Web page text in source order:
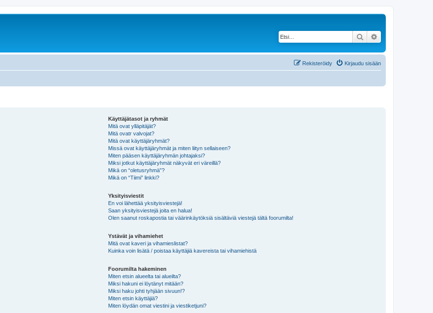
Etsi
Kirjaudu sisään
Rekisteröidy
Käyttäjätasot ja ryhmät
Mitä ovat ylläpitäjät?
Mitä ovatr valvojat?
Mitä ovat käyttäjäryhmät?
Missä ovat käyttäjäryhmät ja miten liityn sellaiseen?
Miten pääsen käyttäjäryhmän johtajaksi?
Miksi jotkut käyttäjäryhmät näkyvät eri väreillä?
Mikä on “oletusryhmä”?
Mikä on “Tiimi” linkki?
Yksityisviestit
En voi lähettää yksityisviestejä!
Saan yksityisviestejä joita en halua!
Olen saanut roskapostia tai väärinkäytöksiä sisältäviä viestejä tältä foorumilta!
Ystävät ja vihamiehet
Mitä ovat kaveri ja vihamieslistat?
Kuinka voin lisätä / poistaa käyttäjiä kavereista tai vihamiehistä
Foorumilta hakeminen
Miten etsin alueelta tai alueilta?
Miksi hakuni ei löytänyt mitään?
Miksi haku johti tyhjään sivuun!?
Miten etsin käyttäjiä?
Miten löydän omat viestini ja viestiketjuni?